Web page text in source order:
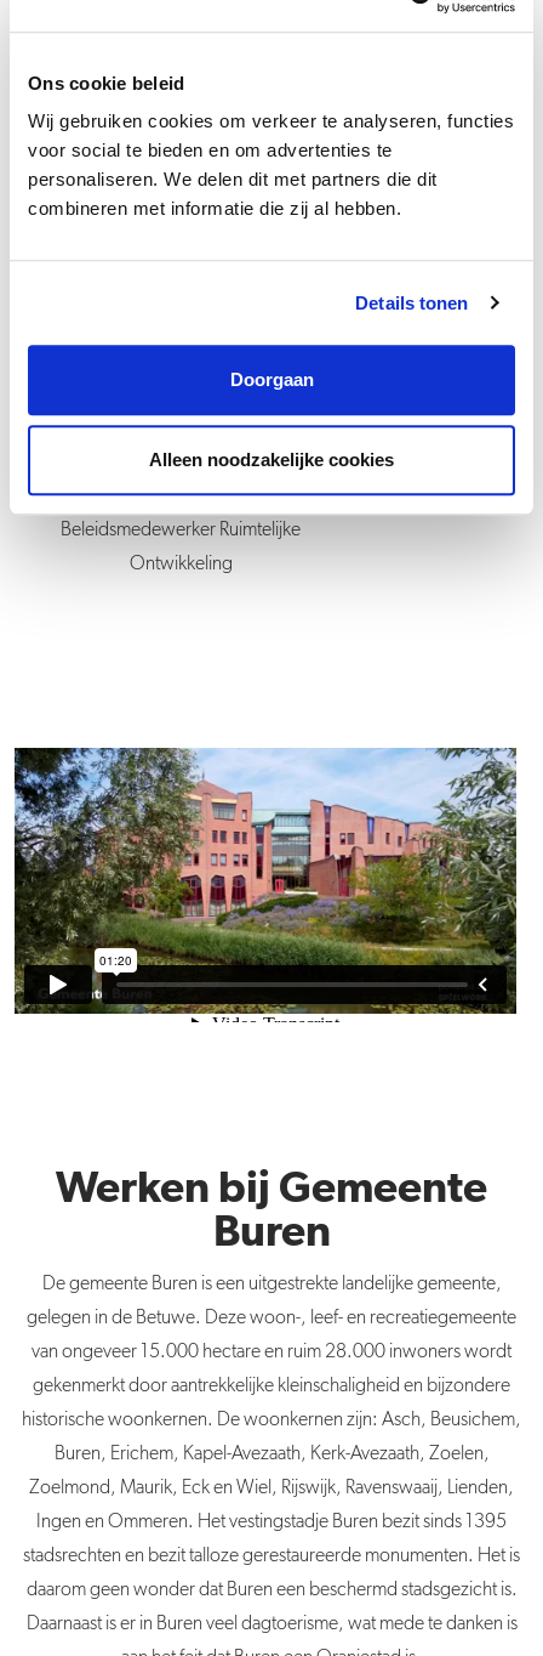
Ons cookie beleid
Wij gebruiken cookies om verkeer te analyseren, functies
voor social te bieden en om advertenties te
personaliseren. We delen dit met partners die dit
combineren met informatie die zij al hebben.
Details tonen
Doorgaan
Alleen noodzakelijke cookies
Buren is een kleine gemeente met veelzijdige functies. Je krijgt veel
verbetering. In het Goede Gesprek stem je met je leidinggevende
af wat je gaat doen en wat je hiervoor nodig hebt. Als je
opleidingen of cursussen voor je functie nodig hebt, worden deze
inzetten als je je wilt ontwikkelen buiten je vakgebied.
Beleidsmedewerker Ruimtelijke
Ontwikkeling
Werken bij Gemeente
Buren
Degemeente Buren is een uitgestrekte landelijkegemeente,
gelegen in de Betuwe. Deze woon-, leef- en recreatiegemeente
van ongeveer 15.000 hectare en ruim 28.000 inwoners wordt
gekenmerkt door aantrekkelijke kleinschaligheid en bijzondere
historische woonkernen. De woonkernen zijn: Asch, Beusichem,
Buren, Erichem, Kapel-Avezaath, Kerk-Avezaath, Zoelen,
Zoelmond, Maurik, Eck en Wiel, Rijswijk, Ravenswaaij, Lienden,
Ingen en Ommeren. Het vestingstadje Buren bezit sinds 1395
stadsrechten en bezit talloze gerestaureerde monumenten. Het is
daarom geen wonder dat Buren een beschermd stadsgezicht is.
Daarnaast is er in Buren veel dagtoerisme, wat mede te danken is